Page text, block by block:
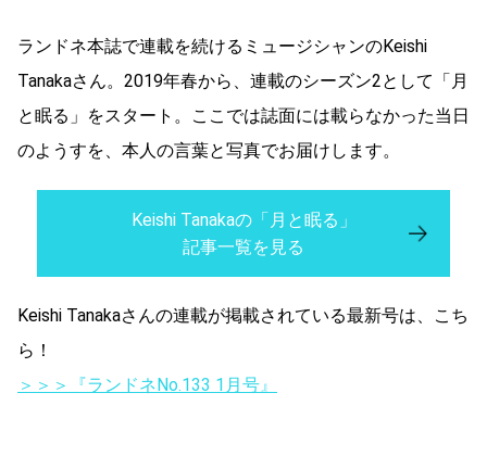
ランドネ本誌で連載を続けるミュージシャンのKeishi
Tanakaさん。2019年春から、連載のシーズン2として「月
と眠る」をスタート。ここでは誌面には載らなかった当日
のようすを、本人の言葉と写真でお届けします。
Keishi Tanakaの「月と眠る」
記事一覧を見る
Keishi Tanakaさんの連載が掲載されている最新号は、こち
ら！
＞＞＞『ランドネNo.133 1月号』